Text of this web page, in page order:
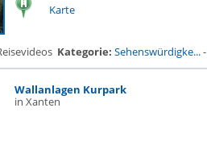
Karte
Kategorie: Sehenswürdigke...-
Wallanlagen Kurpark
in Xanten